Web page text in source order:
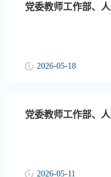
2026-05-18
2026-05-11